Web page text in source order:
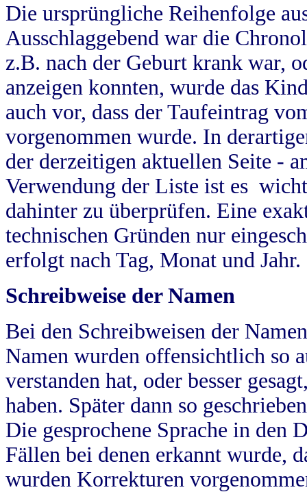
Die ursprüngliche Reihenfolge
Ausschlaggebend war die
z.B. nach der Geburt krank war,
anzeigen konnten, wurde das
auch vor, dass der Taufeintrag
vorgenommen wurde. In
der derzeitigen aktuellen Seite -
Verwendung der Liste ist es
dahinter zu überprüfen. Eine
technischen Gründen nur
erfolgt nach Tag, Monat und Jahr.
Schreibweise der Namen
Bei den Schreibweisen der
Namen wurden offensichtlich so
verstanden hat, oder besser
haben. Später dann so
Die gesprochene Sprache in
Fällen bei denen erkannt wurde,
wurden Korrekturen